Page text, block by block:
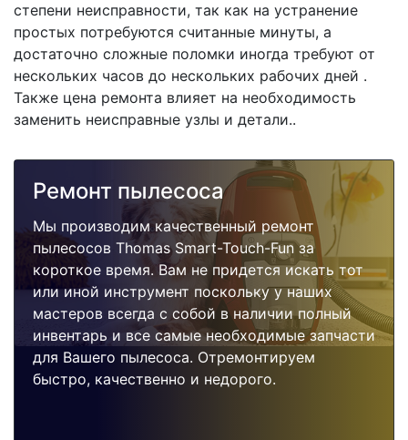
степени неисправности, так как на устранение
простых потребуются считанные минуты, а
достаточно сложные поломки иногда требуют от
нескольких часов до нескольких рабочих дней .
Также цена ремонта влияет на необходимость
заменить неисправные узлы и детали..
Ремонт пылесоса
Мы производим качественный ремонт
пылесосов Thomas Smart-Touch-Fun за
короткое время. Вам не придется искать тот
или иной инструмент поскольку у наших
мастеров всегда с собой в наличии полный
инвентарь и все самые необходимые запчасти
для Вашего пылесоса. Отремонтируем
быстро, качественно и недорого.